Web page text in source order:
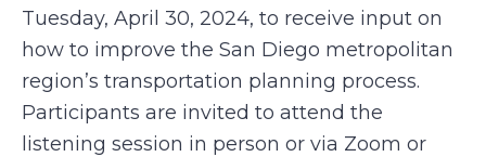
Tuesday, April 30, 2024, to receive input on
how to improve the San Diego metropolitan
region’s transportation planning process.
Participants are invited to attend the
listening session in person or via Zoom or